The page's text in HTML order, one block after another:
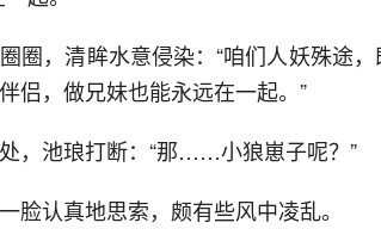
圈，清眸水意侵染：“咱们人妖殊途
侣，做兄妹也能永远在一起。”
，池琅打断：“那……小狼崽子呢？”
脸认真地思索，颇有些风中凌乱。